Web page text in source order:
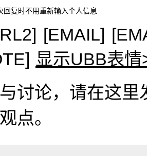
回复时不用重新输入个人信息
[EMAIL]
显示UBB表情
讨论，请在这里
点。